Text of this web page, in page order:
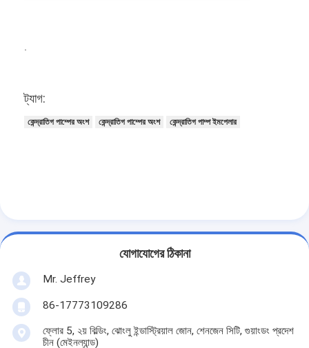
সেন্ট্রিফিউগাল স্লারি পাম্প
ট্যাগ:
কেন্দ্রাতিগ পাম্পের অংশ কেন্দ্রাতিগ পাম্পের অংশ কেন্দ্রাতিগ পাম্প ইমপেলার
যোগাযোগের ঠিকানা
Mr. Jeffrey
86-17773109286
ফ্লোর 5, ২য় বিল্ডিং, ঝোংলু ইন্ডাস্ট্রিয়াল জোন, শেনজেন সিটি, গুয়াংডং প্রদেশ
চীন (মেইনল্যান্ড)